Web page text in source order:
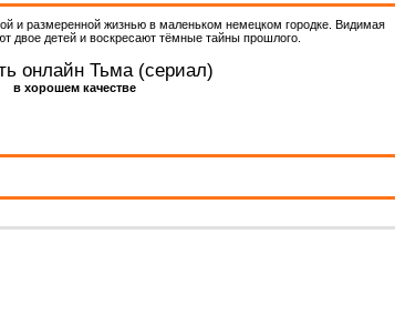
и размеренной жизнью в маленьком немецком городке. Видимая
двое детей и воскресают тёмные тайны прошлого.
онлайн Тьма (сериал)
в хорошем качестве